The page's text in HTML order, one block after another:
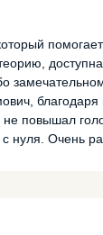
не повышал
с нуля. Очень